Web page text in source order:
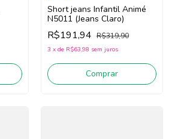
Short jeans Infantil Animé
N5011 (Jeans Claro)
R$191,94 R$319,90
3 x de R$63,98 sem juros
Comprar